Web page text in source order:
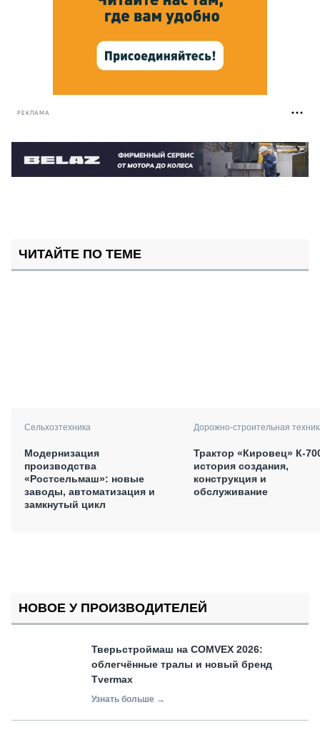
РЕКЛАМА
ЧИТАЙТЕ ПО ТЕМЕ
Сельхозтехника
Модернизация
производства
«Ростсельмаш»: новые
заводы, автоматизация и
замкнутый цикл
Дорожно-строительная
Трактор «Кировец» К-
история создания,
конструкция и
обслуживание
НОВОЕ У ПРОИЗВОДИТЕЛЕЙ
Тверьстроймаш на COMVEX 2026:
облегчённые тралы и новый бренд
Tvermax
Узнать больше →